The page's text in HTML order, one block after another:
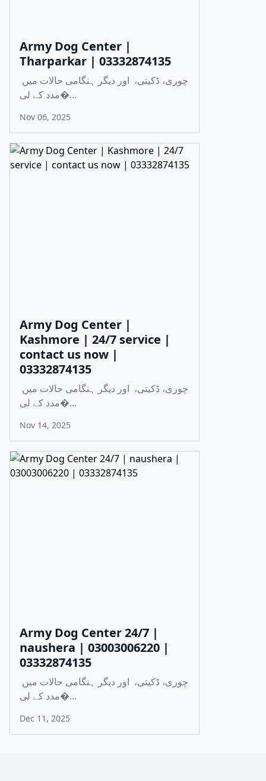
Army Dog Center |
Tharparkar | 03332874135
مدد کے لی�...
Nov 06, 2025
Army Dog Center |
Kashmore | 24/7 service |
contact us now |
03332874135
مدد کے لی�...
Nov 14, 2025
Army Dog Center 24/7 |
naushera | 03003006220 |
03332874135
مدد کے لی�...
Dec 11, 2025